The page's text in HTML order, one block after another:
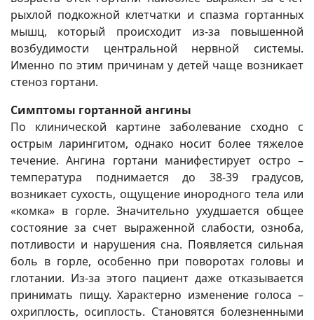
рыхлой подкожной клетчатки и спазма гортанных
мышц, который происходит из-за повышенной
возбудимости центральной нервной системы.
Именно по этим причинам у детей чаще возникает
стеноз гортани.
Симптомы гортанной ангины
По клинической картине заболевание сходно с
острым ларингитом, однако носит более тяжелое
течение. Ангина гортани манифестирует остро –
температура поднимается до 38-39 градусов,
возникает сухость, ощущение инородного тела или
«комка» в горле. Значительно ухудшается общее
состояние за счет выраженной слабости, озноба,
потливости и нарушения сна. Появляется сильная
боль в горле, особенно при поворотах головы и
глотании. Из-за этого пациент даже отказывается
принимать пищу. Характерно изменение голоса –
охриплость, осиплость. Становятся болезненными